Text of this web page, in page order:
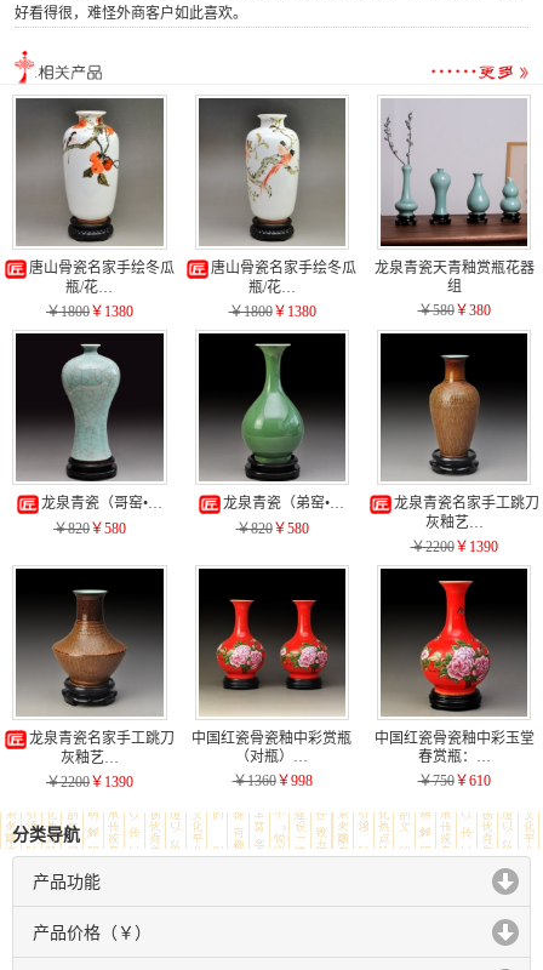
好看得很，难怪外商客户如此喜欢。
唐山骨瓷名家手绘冬瓜
瓶/花…
￥1800￥1380
唐山骨瓷名家手绘冬瓜
瓶/花…
￥1800￥1380
龙泉青瓷天青釉赏瓶花器
组
￥580￥380
龙泉青瓷（哥窑•…
￥820￥580
龙泉青瓷（弟窑•…
￥820￥580
龙泉青瓷名家手工跳刀
灰釉艺…
￥2200￥1390
龙泉青瓷名家手工跳刀
灰釉艺…
￥2200￥1390
中国红瓷骨瓷釉中彩赏瓶
（对瓶）…
￥1360￥998
中国红瓷骨瓷釉中彩玉堂
春赏瓶：…
￥750￥610
分类导航
产品功能
click to expand contents
产品价格（￥）
click to expand contents